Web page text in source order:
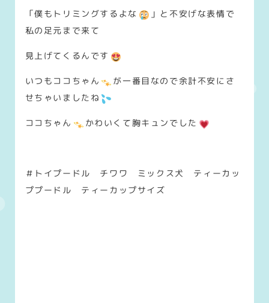
「僕もトリミングするよな
」と不安げな表情で
私の足元まで来て
見上げてくるんです
いつもココちゃん
が一番目なので余計不安にさ
せちゃいましたね
ココちゃん かわいくて胸キュンでした
＃トイプードル チワワ ミックス犬 ティーカッ
ププードル ティーカップサイズ